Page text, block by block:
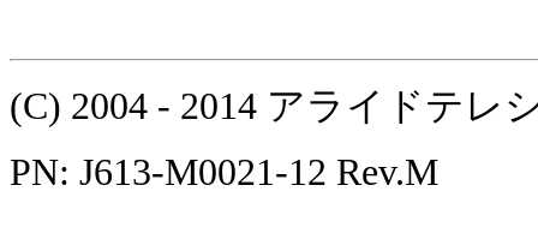
(C) 2004 - 2014 アライドテ
PN: J613-M0021-12 Rev.M